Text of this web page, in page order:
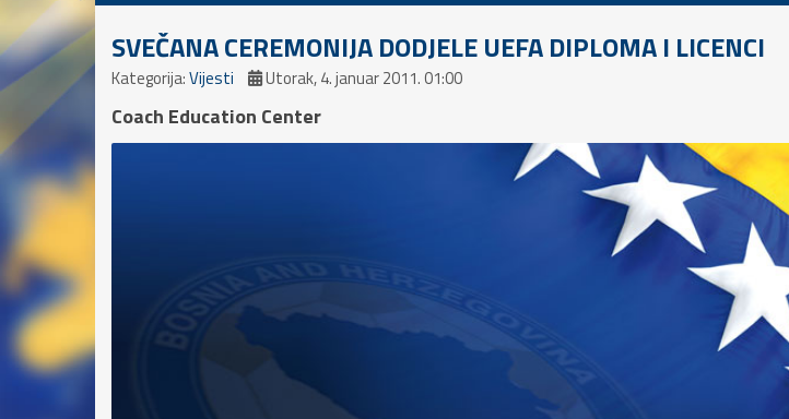
SVEČANA CEREMONIJA DODJELE UEFA DIPLOMA I LICENCI
Kategorija:Vijesti Utorak, 4. januar 2011. 01:00
Coach Education Center